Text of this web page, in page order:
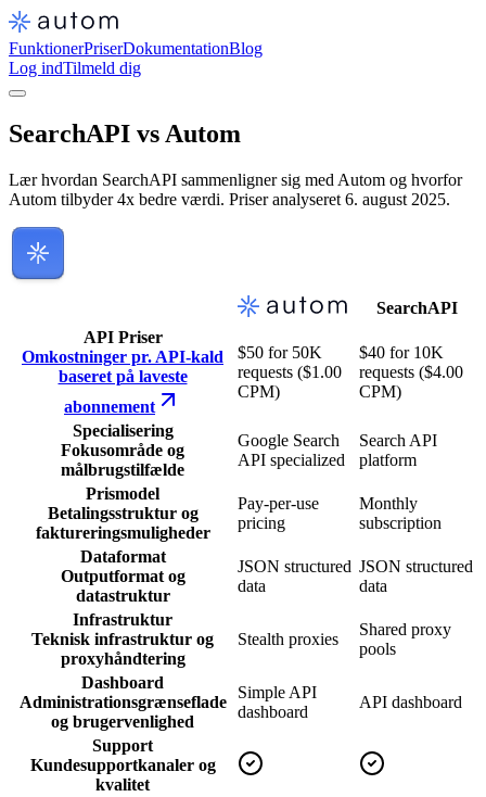
FunktionerPriserDokumentationBlog
Log indTilmeld dig
SearchAPI vs Autom
Lær hvordan SearchAPI sammenligner sig med Autom og hvorfor
Autom tilbyder 4x bedre værdi. Priser analyseret 6. august 2025.
SearchAPI
API Priser
Omkostninger pr. API-kald
baseret på laveste
abonnement
$50 for 50K
requests ($1.00
CPM)
$40 for 10K
requests ($4.00
CPM)
Specialisering
Fokusområde og
målbrugstilfælde
Google Search
API specialized
Search API
platform
Prismodel
Betalingsstruktur og
faktureringsmuligheder
Pay-per-use
pricing
Monthly
subscription
Dataformat
Outputformat og
datastruktur
JSON structured
data
JSON structured
data
Infrastruktur
Teknisk infrastruktur og
proxyhåndtering
Stealth proxies
Shared proxy
pools
Dashboard
Administrationsgrænseflade
og brugervenlighed
Simple API
dashboard
API dashboard
Support
Kundesupportkanaler og
kvalitet